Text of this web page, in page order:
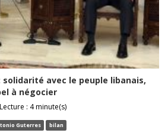
avec le peuple libanais,
à négocier
: 4 minute(s)
Guterres bilan